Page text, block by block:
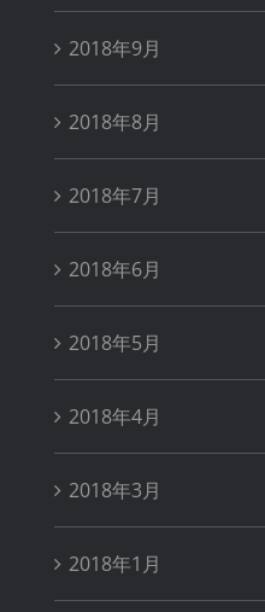
2018年9月
2018年8月
2018年7月
2018年6月
2018年5月
2018年4月
2018年3月
2018年1月